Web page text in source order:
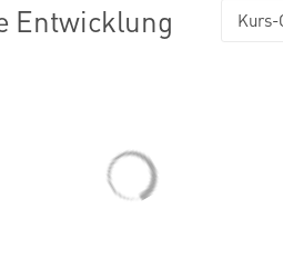
Entwicklung Kurs-